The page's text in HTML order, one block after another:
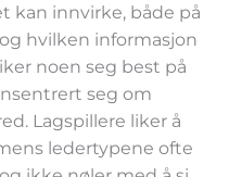
kan innvirke, både på
hvilken informasjon
noen seg best på
seg om
Lagspillere liker å
ledertypene ofte